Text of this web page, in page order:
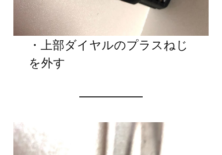
・上部ダイヤルのプラスねじ
を外す